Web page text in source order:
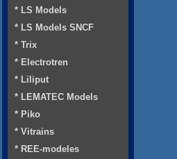
* LS Models
* LS Models SNCF
* Trix
* Electrotren
* Liliput
* LEMATEC Models
* Piko
* Vitrains
* REE-modeles